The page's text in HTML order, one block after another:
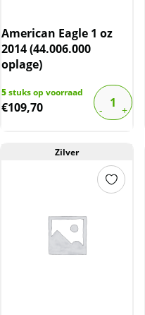
American Eagle 1 oz
2014 (44.006.000
oplage)
5stuks op voorraad
€109,70
Zilver